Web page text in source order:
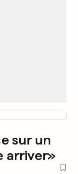
sur un
arriver»